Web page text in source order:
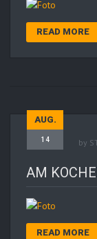
READ MORE
AUG.
14 by
AM
READ MORE